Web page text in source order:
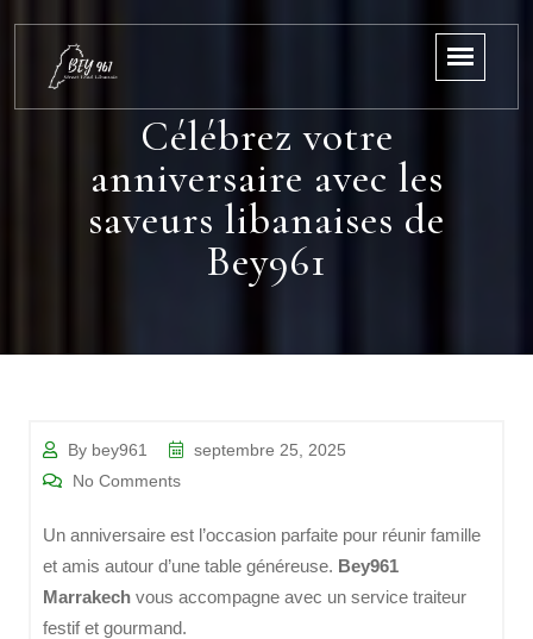
Célébrez votre
anniversaire avec les
saveurs libanaises de
Bey961
By bey961
septembre 25, 2025
No Comments
Un anniversaire est l’occasion parfaite pour réunir famille
et amis autour d’une table généreuse. Bey961
Marrakech vous accompagne avec un service traiteur
festif et gourmand.